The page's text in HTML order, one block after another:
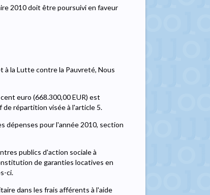
2010 doit être poursuivi en faveur
la Lutte contre la Pauvreté, Nous
euro (668.300,00 EUR) est
de répartition visée à l'article 5.
dépenses pour l'année 2010, section
publics d'action sociale à
de garanties locatives en
ci.
dans les frais afférents à l'aide